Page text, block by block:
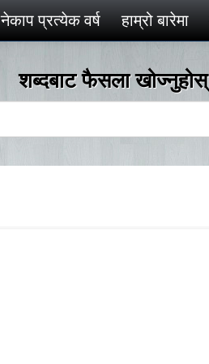
नेकाप प्रत्येक वर्ष हाम्रो बारेमा
शब्दबाट फैसला खोज्‍नुहोस्